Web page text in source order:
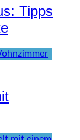
Tipps